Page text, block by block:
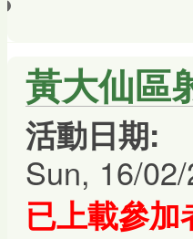
黃大仙區
活動日期:
Sun, 16/
已上載參